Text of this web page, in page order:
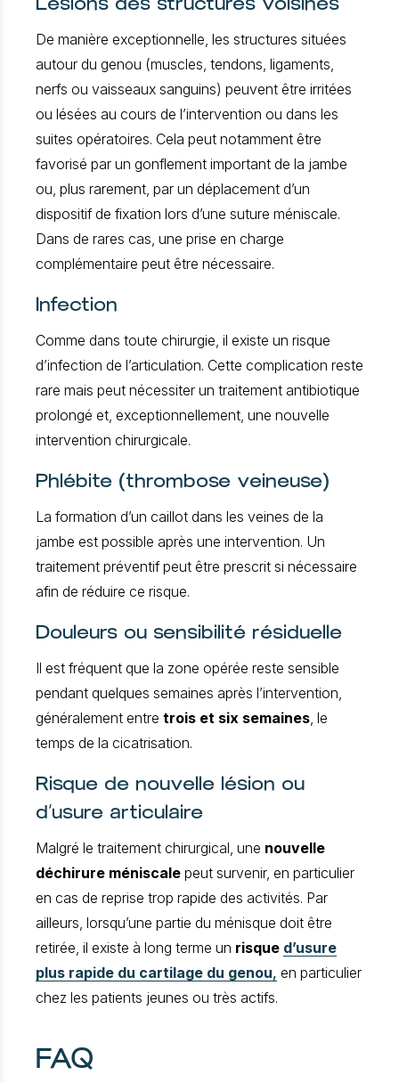
De manière exceptionnelle, les structures situées
autour du genou (muscles, tendons, ligaments,
nerfs ou vaisseaux sanguins) peuvent être irritées
ou lésées au cours de l’intervention ou dans les
suites opératoires. Cela peut notamment être
favorisé par un gonflement important de la jambe
ou, plus rarement, par un déplacement d’un
dispositif de fixation lors d’une suture méniscale.
Dans de rares cas, une prise en charge
complémentaire peut être nécessaire.
Infection
Comme dans toute chirurgie, il existe un risque
d’infection de l’articulation. Cette complication reste
rare mais peut nécessiter un traitement antibiotique
prolongé et, exceptionnellement, une nouvelle
intervention chirurgicale.
Phlébite (thrombose veineuse)
La formation d’un caillot dans les veines de la
jambe est possible après une intervention. Un
traitement préventif peut être prescrit si nécessaire
afin de réduire ce risque.
Douleurs ou sensibilité résiduelle
Il est fréquent que la zone opérée reste sensible
pendant quelques semaines après l’intervention,
généralement entre trois et six semaines , le
temps de la cicatrisation.
Risque de nouvelle lésion ou
d’usure articulaire
Malgré le traitement chirurgical, une nouvelle
déchirure méniscale peut survenir, en particulier
en cas de reprise trop rapide des activités. Par
ailleurs, lorsqu’une partie du ménisque doit être
retirée, il existe à long terme un risque d’usure
plus rapide du cartilage du genou, en particulier
chez les patients jeunes ou très actifs.
FAQ